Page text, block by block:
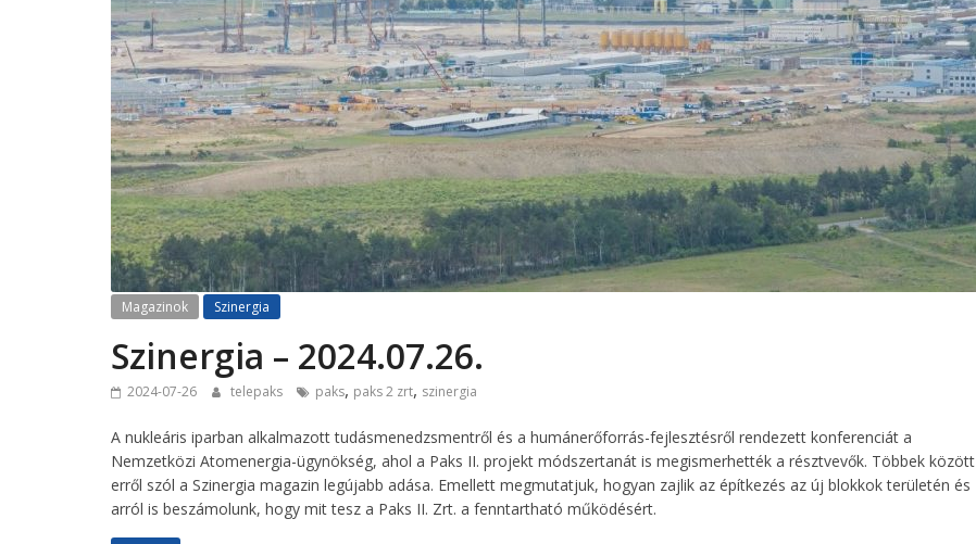
Magazinok Szinergia
Szinergia – 2024.07.26.
2024-07-26 telepaks paks, paks 2 zrt, szinergia
A nukleáris iparban alkalmazott tudásmenedzsmentről és a humánerőforrás-fejlesztésről rendezett konferenciát a
Nemzetközi Atomenergia-ügynökség, ahol a Paks II. projekt módszertanát is megismerhették a résztvevők. Többek között
erről szól a Szinergia magazin legújabb adása. Emellett megmutatjuk, hogyan zajlik az építkezés az új blokkok területén és
arról is beszámolunk, hogy mit tesz a Paks II. Zrt. a fenntartható működésért.